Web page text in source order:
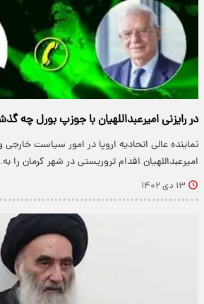
در رایزنی امیرعبداللهیان با جوزپ بورل چه
نماینده عالی اتحادیه اروپا در امور سیاست
امیرعبداللهیان اقدام تروریستی در شهر کرمان را
۱۳ دی ۱۴۰۲